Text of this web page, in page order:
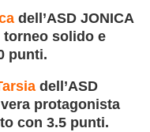
dell’ASD JONICA
torneo solido e
punti.
dell’ASD
vera protagonista
con 3.5 punti.